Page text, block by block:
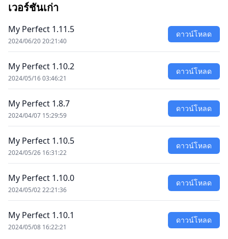
เวอร์ชันเก่า
My Perfect 1.11.5
2024/06/20 20:21:40
ดาวน์โหลด
My Perfect 1.10.2
2024/05/16 03:46:21
ดาวน์โหลด
My Perfect 1.8.7
2024/04/07 15:29:59
ดาวน์โหลด
My Perfect 1.10.5
2024/05/26 16:31:22
ดาวน์โหลด
My Perfect 1.10.0
2024/05/02 22:21:36
ดาวน์โหลด
My Perfect 1.10.1
2024/05/08 16:22:21
ดาวน์โหลด